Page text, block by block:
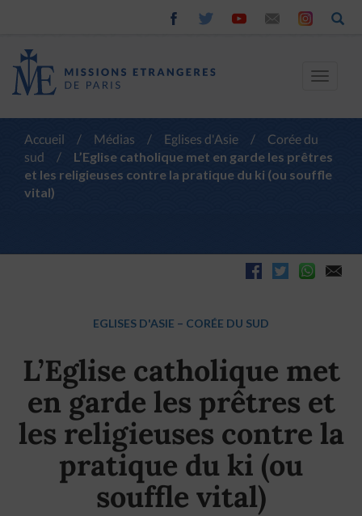
Toggle
Accueil / Médias / Eglises d'Asie /
Corée du
sud
/
L’Eglise catholique met en garde les prêtres
et les religieuses contre la pratique du ki (ou souffle
vital)
EGLISES D'ASIE – CORÉE DU SUD
L’Eglise catholique met
en garde les prêtres et
les religieuses contre la
pratique du ki (ou
souffle vital)